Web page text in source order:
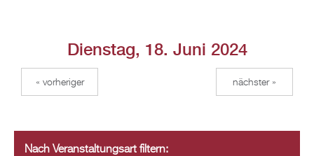
Dienstag, 18. Juni 2024
« vorheriger nächster »
Nach Veranstaltungsart filtern: